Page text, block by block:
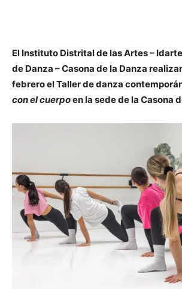
El Instituto Distrital de las Artes –
de Danza – Casona de la Danza
febrero el Taller de danza
con el cuerpoen la sede de la Casona